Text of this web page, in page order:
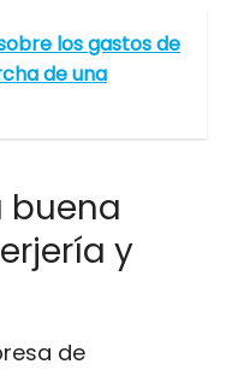
los gastos de
de una
buena
y
de